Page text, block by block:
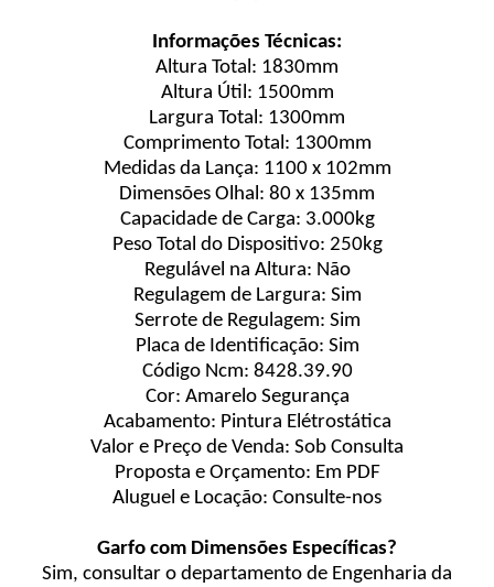
Informações Técnicas:
Altura Total: 1830mm
Altura Útil: 1500mm
Largura Total: 1300mm
Comprimento Total: 1300mm
Medidas da Lança: 1100 x 102mm
Dimensões Olhal: 80 x 135mm
Capacidade de Carga: 3.000kg
Peso Total do Dispositivo: 250kg
Regulável na Altura: Não
Regulagem de Largura: Sim
Serrote de Regulagem: Sim
Placa de Identificação: Sim
Código Ncm: 8428.39.90
Cor: Amarelo Segurança
Acabamento: Pintura Elétrostática
Valor e Preço de Venda: Sob Consulta
Proposta e Orçamento: Em PDF
Aluguel e Locação: Consulte-nos
Garfo com Dimensões Específicas?
Sim, consultar o departamento de Engenharia da